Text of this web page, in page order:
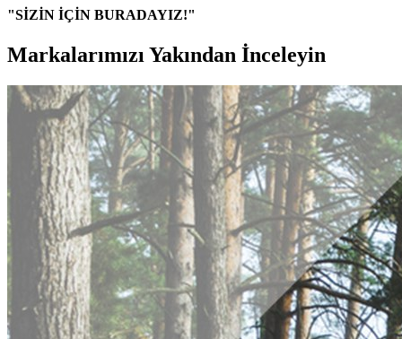
"SİZİN İÇİN BURADAYIZ!"
Markalarımızı Yakından İnceleyin